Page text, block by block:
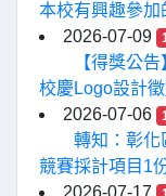
本校有興趣參加
2026-07-09
【得獎公
校慶Logo設計
2026-07-06
轉知：彰化
競賽採計項目1